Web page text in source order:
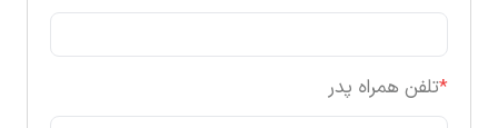
*تلفن همراه پدر